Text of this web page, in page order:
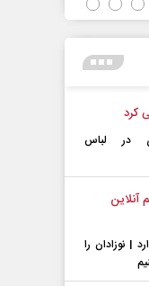
کرد
در لباس
آنلاین
| نوزادان را